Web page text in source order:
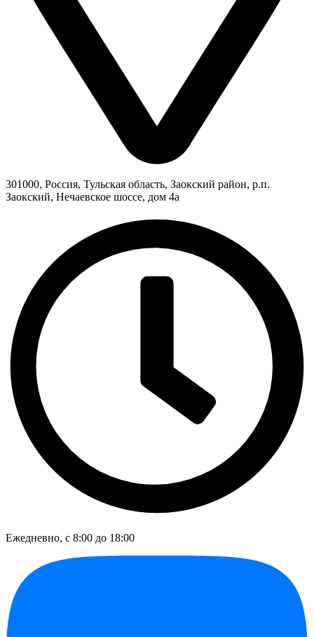
301000, Россия, Тульская область, Заокский район, р.п.
Заокский, Нечаевское шоссе, дом 4а
Ежедневно, с 8:00 до 18:00